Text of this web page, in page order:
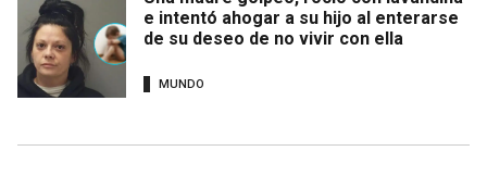
e intentó ahogar a su hijo al enterarse
de su deseo de no vivir con ella
MUNDO